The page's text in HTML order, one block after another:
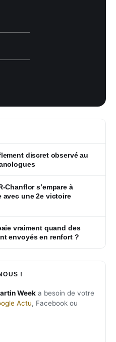
discret observé au
Chanflor s’empare à
avec une 2e victoire
vraiment quand des
envoyés en renfort ?
!
Week a besoin de votre
Actu, Facebook ou